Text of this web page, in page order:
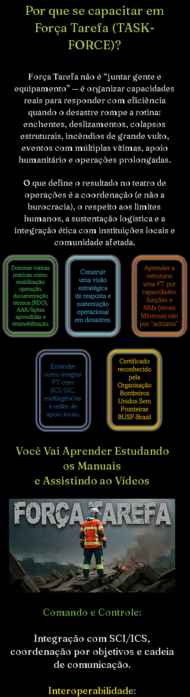
Por que se capacitar em
Força Tarefa (TASK-
FORCE)?
Força Tarefa não é “juntar gente e
equipamento” — é organizar capacidades
reais para responder com eficiência
quando o desastre rompe a rotina:
enchentes, deslizamentos, colapsos
estruturais, incêndios de grande vulto,
eventos com múltiplas vítimas, apoio
humanitário e operações prolongadas.
O que define o resultado no teatro de
operações é a coordenação (e não a
burocracia), o respeito aos limites
humanos, a sustentação logística e a
integração ética com instituições locais e
comunidade afetada.
Você Vai Aprender Estudando
os Manuais
e Assistindo ao Vídeos
Comando e Controle:
Integração com SCI/ICS,
coordenação por objetivos e cadeia
de comunicação.
Interoperabilidade: